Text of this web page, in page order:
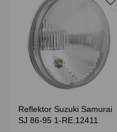
Reflektor Suzuki Samurai
SJ 86-95 1-RE.12411